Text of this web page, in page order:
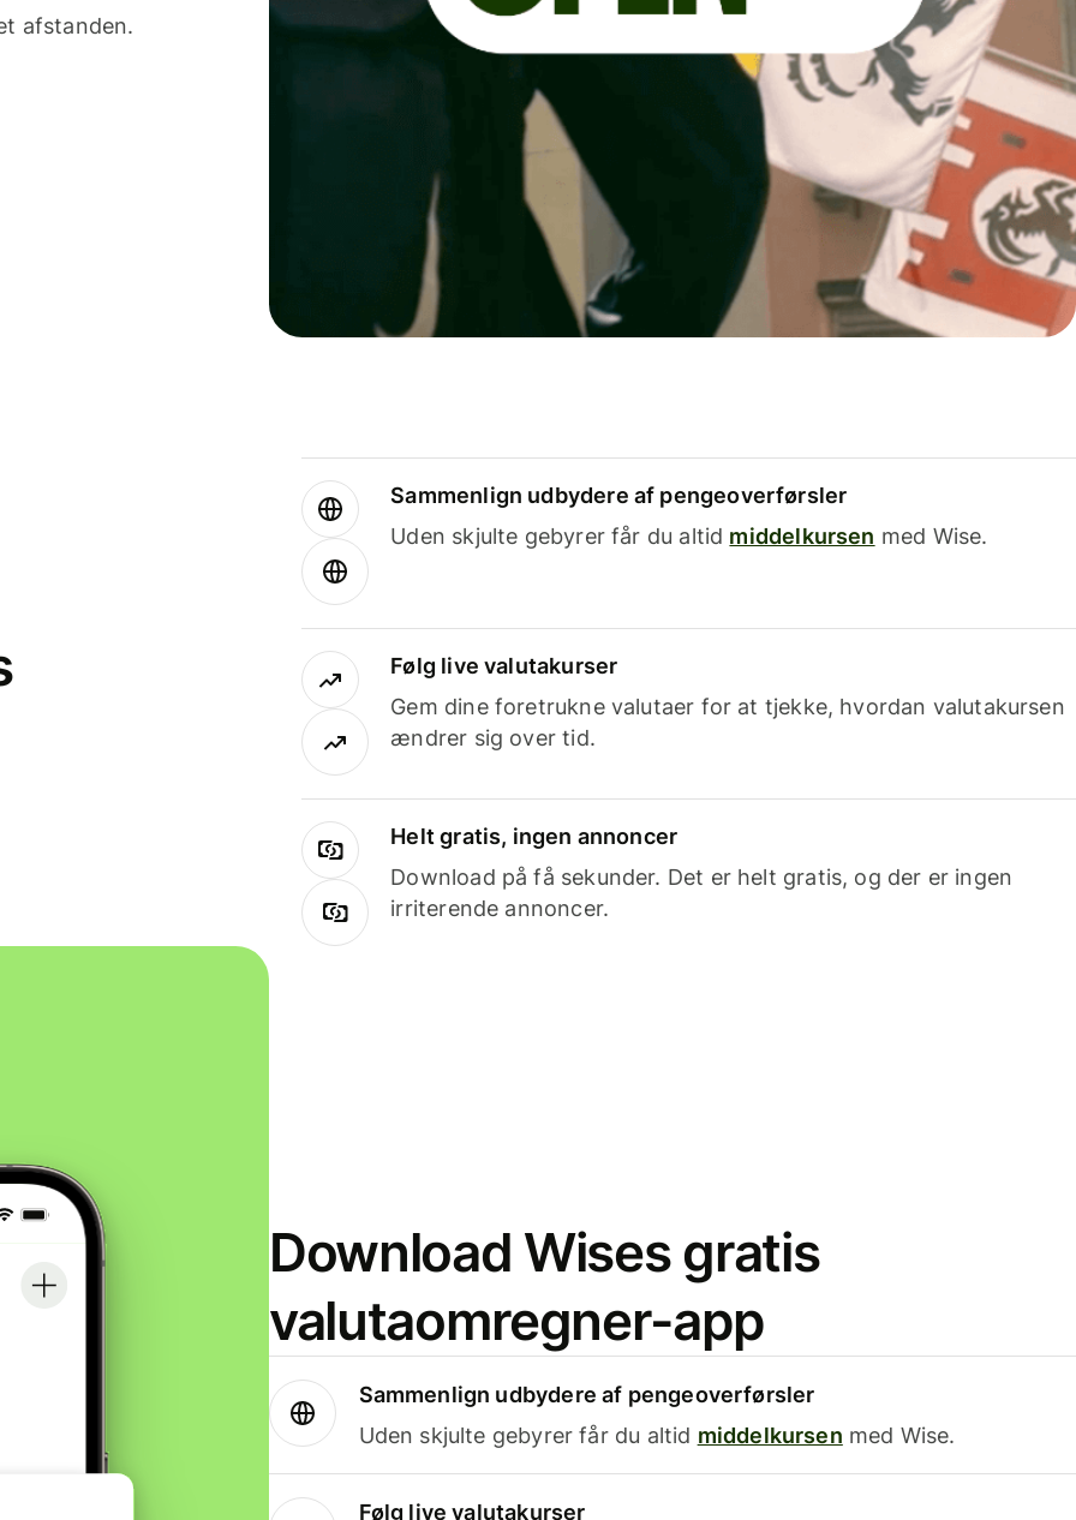
afstanden.
Sammenlign udbydere af pengeoverførsler
Uden skjulte gebyrer får du altid middelkursen med Wise.
Følg live valutakurser
Gem dine foretrukne valutaer for at tjekke, hvordan valutakursen
ændrer sig over tid.
Helt gratis, ingen annoncer
Download på få sekunder. Det er helt gratis, og der er ingen
irriterende annoncer.
Download Wises gratis
valutaomregner-app
Sammenlign udbydere af pengeoverførsler
Uden skjulte gebyrer får du altid middelkursen med Wise.
Følg live valutakurser